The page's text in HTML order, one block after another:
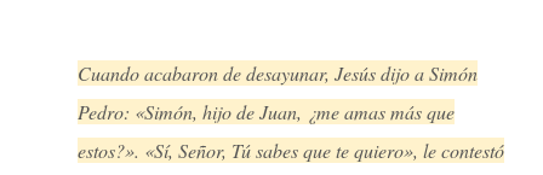
Cuando acabaron de desayunar, Jesús dijo a Simón
Pedro: «Simón, hijo de Juan, ¿me amas más que
estos?». «Sí, Señor, Tú sabes que te quiero», le contestó